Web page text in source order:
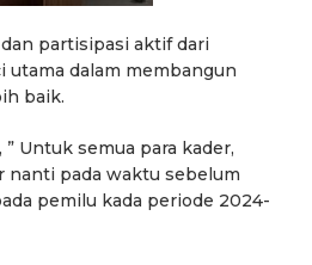
partisipasi aktif dari
utama dalam membangun
baik.
Untuk semua para kader,
nanti pada waktu sebelum
pemilu kada periode 2024-